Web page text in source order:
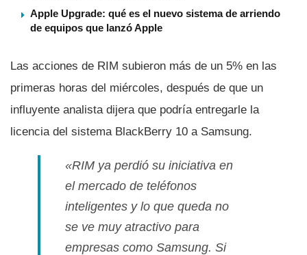
Apple Upgrade: qué es el nuevo sistema de arriendo
de equipos que lanzó Apple
Las acciones de RIM subieron más de un 5% en las
primeras horas del miércoles, después de que un
influyente analista dijera que podrí­a entregarle la
licencia del sistema BlackBerry 10 a Samsung.
«RIM ya perdió su iniciativa en
el mercado de teléfonos
inteligentes y lo que queda no
se ve muy atractivo para
empresas como Samsung. Si